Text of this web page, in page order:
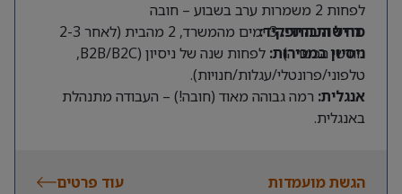
לפחות 2 משמרות ערב בשבוע – חובה
מודל היברידי:
3 ימים מהמשרד, 2 מהבית (לאחר 2-3
חודשי הכשרה).
דרישות התפקיד:
ניסיון במכירות:
לפחות שנה של ניסיון (B2B/B2C,
טלפוני/פרונטלי/עגלות/חנויות).
אנגלית: רמה גבוהה מאוד (חובה!) – העבודה מתנהלת
באנגלית.
הגשת מועמדות
עוד פרטים